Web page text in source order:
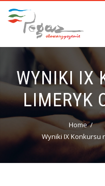
WYNIKI IX
LIMERYK
Home
Wyniki IX Konkursu